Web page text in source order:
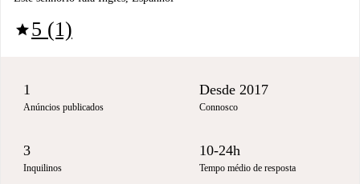
star5 (1)
1
Anúncios publicados
Desde 2017
Connosco
3
Inquilinos
10-24h
Tempo médio de resposta